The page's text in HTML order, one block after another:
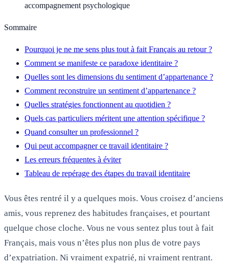
accompagnement psychologique
Sommaire
Pourquoi je ne me sens plus tout à fait Français au retour ?
Comment se manifeste ce paradoxe identitaire ?
Quelles sont les dimensions du sentiment d’appartenance ?
Comment reconstruire un sentiment d’appartenance ?
Quelles stratégies fonctionnent au quotidien ?
Quels cas particuliers méritent une attention spécifique ?
Quand consulter un professionnel ?
Qui peut accompagner ce travail identitaire ?
Les erreurs fréquentes à éviter
Tableau de repérage des étapes du travail identitaire
Vous êtes rentré il y a quelques mois. Vous croisez d’anciens
amis, vous reprenez des habitudes françaises, et pourtant
quelque chose cloche. Vous ne vous sentez plus tout à fait
Français, mais vous n’êtes plus non plus de votre pays
d’expatriation. Ni vraiment expatrié, ni vraiment rentrant.